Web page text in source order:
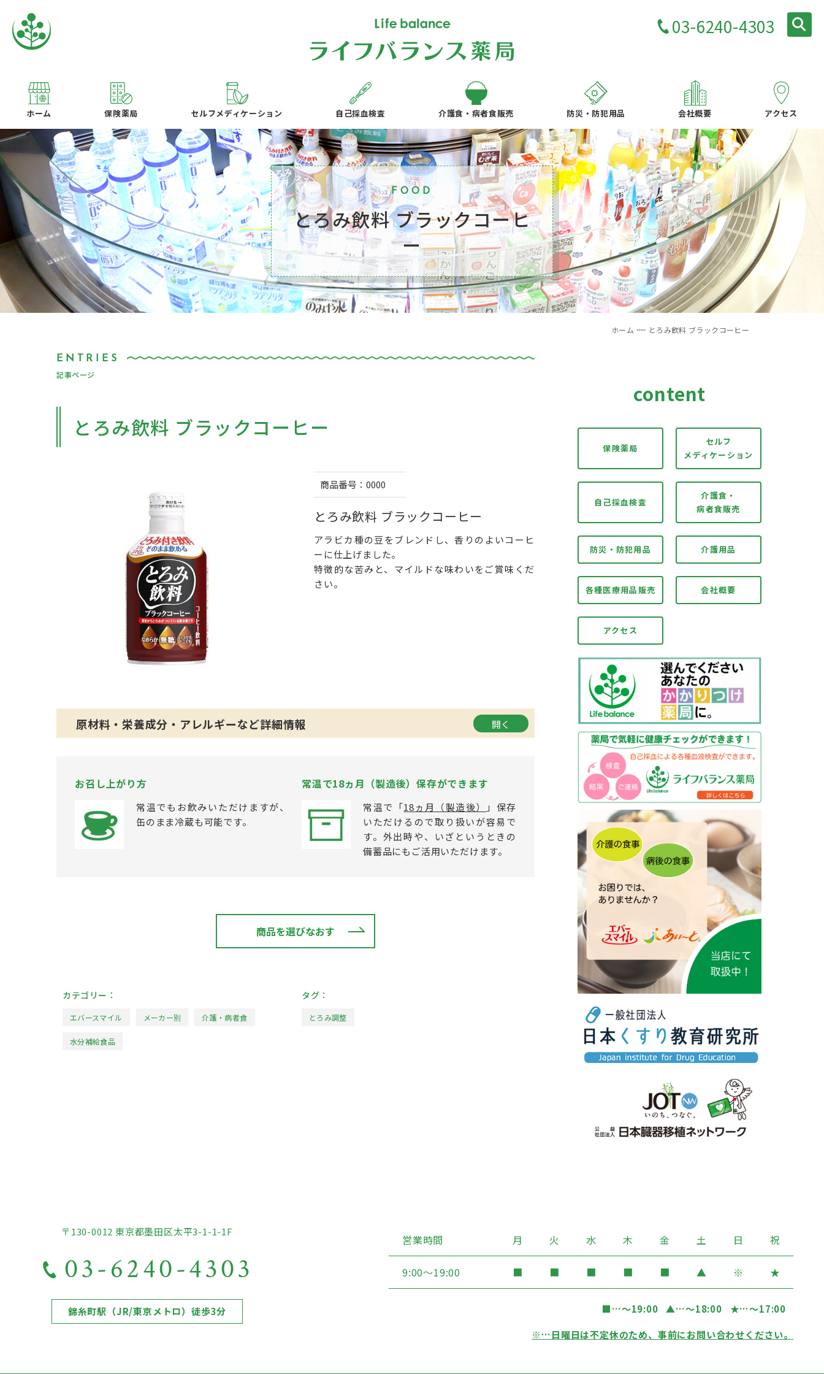
03-6240-4303
ホーム 保険薬局 セルフメディケーション 自己採血検査 介護食・病者食販売 防災・防犯用品 会社概要 アクセス
FOOD
とろみ飲料 ブラックコーヒ
ー
ホーム とろみ飲料 ブラックコーヒー
記事ページ
とろみ飲料 ブラックコーヒー
商品番号： 0000
とろみ飲料 ブラックコーヒー
アラビカ種の豆をブレンドし、香りのよいコーヒ
ーに仕上げました。
特徴的な苦みと、マイルドな味わいをご賞味くだ
さい。
原材料・栄養成分・アレルギーなど詳細情報
お召し上がり方
常温でもお飲みいただけますが、
缶のまま冷蔵も可能です。
常温で18ヵ月（製造後）保存ができます
常温で「18ヵ月（製造後）
」保存
いただけるので取り扱いが容易で
す。外出時や、いざというときの
備蓄品にもご活用いただけます。
商品を選びなおす
カテゴリー：
エバースマイル メーカー別 介護・病者食
水分補給食品
タグ：
とろみ調整
content
保険薬局
セルフ
メディケーション
自己採血検査
介護食・
病者食販売
防災・防犯用品 介護用品
各種医療用品販売 会社概要
アクセス
〒130-0012 東京都墨田区太平3-1-1-1F
03-6240-4303
錦糸町駅（JR/東京メトロ）徒歩3分
営業時間 月 火 水 木 金 土 日 祝
9:00〜19:00 ■ ■ ■ ■ ■ ▲ ※ ★
■…〜19:00 ▲…〜18:00 ★…〜17:00
※…日曜日は不定休のため、事前にお問い合わせください。